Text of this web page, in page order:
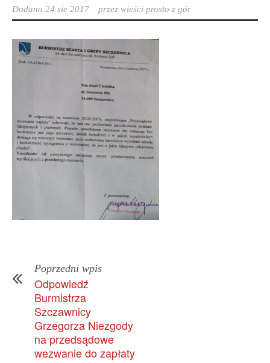
Dodano 24 sie 2017 przez wieści prosto z gór
Poprzedni wpis
Odpowiedź
Burmistrza
Szczawnicy
Grzegorza Niezgody
na przedsądowe
wezwanie do zapłaty